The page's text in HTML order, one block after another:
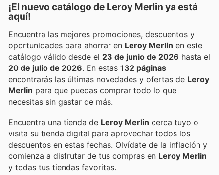
¡El nuevo catálogo de Leroy Merlin ya está
aquí!
Encuentra las mejores promociones, descuentos y
oportunidades para ahorrar en Leroy Merlin en este
catálogo válido desde el 23 de junio de 2026 hasta el
20 de julio de 2026 . En estas 132 páginas
encontrarás las últimas novedades y ofertas de Leroy
Merlin para que puedas comprar todo lo que
necesitas sin gastar de más.
Encuentra una tienda de Leroy Merlin cerca tuyo o
visita su tienda digital para aprovechar todos los
descuentos en estas fechas. Olvídate de la inflación y
comienza a disfrutar de tus compras en Leroy Merlin
y todas tus tiendas favoritas.